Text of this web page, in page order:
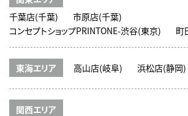
千葉店(千葉)
市原店(千葉)
コンセプトショップPRINTONE-渋谷(東京)
町
東海エリア 高山店(岐阜) 浜松店(静岡)
関西エリア